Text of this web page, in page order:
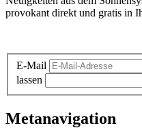
provokant direkt und gratis in
E-Mail
lassen
Metanavigation